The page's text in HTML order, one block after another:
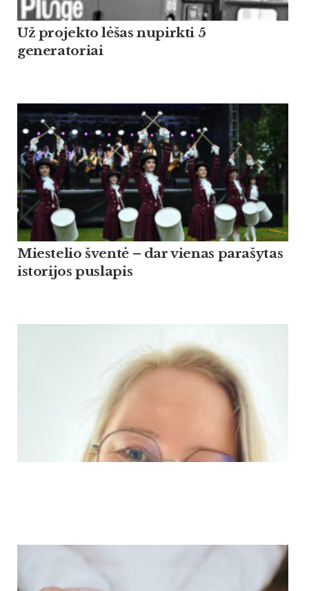
Už projekto lėšas nupirkti 5
generatoriai
Miestelio šventė – dar vienas parašytas
istorijos puslapis